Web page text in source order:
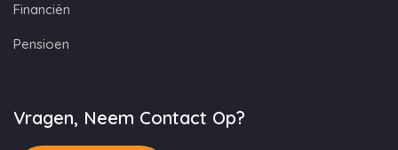
Financiën
Pensioen
Vragen, Neem Contact Op?